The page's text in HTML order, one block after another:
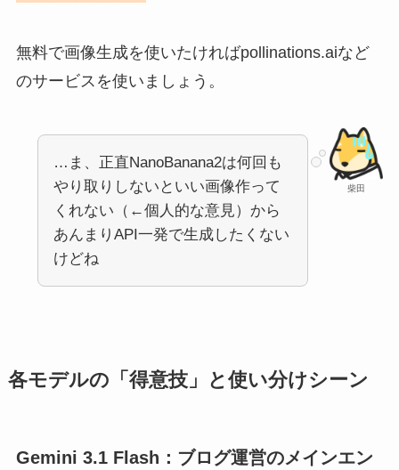
無料で画像生成を使いたければpollinations.aiなど
のサービスを使いましょう。
柴田
…ま、正直NanoBanana2は何回も
やり取りしないといい画像作って
くれない（←個人的な意見）から
あんまりAPI一発で生成したくない
けどね
各モデルの「得意技」と使い分けシーン
Gemini 3.1 Flash：ブログ運営のメインエン